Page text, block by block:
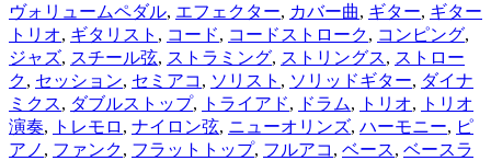
ヴォリュームペダル, エフェクター, カバー曲, ギター, ギター
トリオ, ギタリスト , コード, コードストローク, コンピング,
ジャズ, スチール弦, ストラミング, ストリングス, ストロー
ク, セッション, セミアコ , ソリスト , ソリッドギター, ダイナ
ミクス, ダブルストップ, トライアド, ドラム, トリオ,
トリオ
演奏, トレモロ , ナイロン弦, ニューオリンズ, ハーモニー, ピ
アノ , ファンク, フラットトップ, フルアコ , ベース, ベースラ